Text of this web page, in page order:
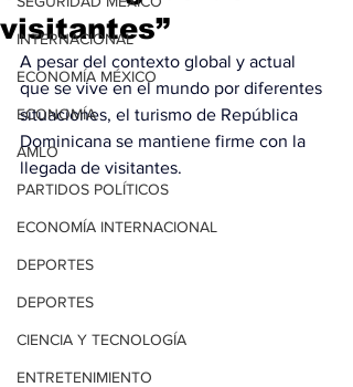
INTERNACIONAL
ECONOMÍA MÉXICO
ECONOMÍA
AMLO
PARTIDOS POLÍTICOS
ECONOMÍA INTERNACIONAL
DEPORTES
DEPORTES
CIENCIA Y TECNOLOGÍA
ENTRETENIMIENTO
visitantes”
A pesar del contexto global y actual
que se vive en el mundo por diferentes
situaciones, el turismo de República
Dominicana se mantiene firme con la
llegada de visitantes.